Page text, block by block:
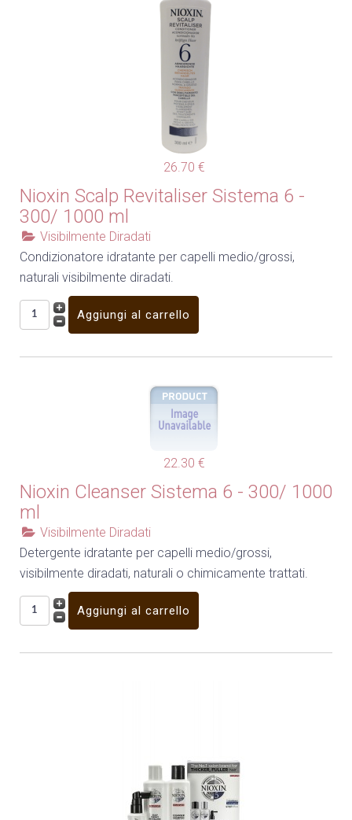
26.70 €
Nioxin Scalp Revitaliser Sistema 6 -
300/ 1000 ml
Visibilmente Diradati
Condizionatore idratante per capelli medio/grossi,
naturali visibilmente diradati.
22.30 €
Nioxin Cleanser Sistema 6 - 300/ 1000
ml
Visibilmente Diradati
Detergente idratante per capelli medio/grossi,
visibilmente diradati, naturali o chimicamente trattati.